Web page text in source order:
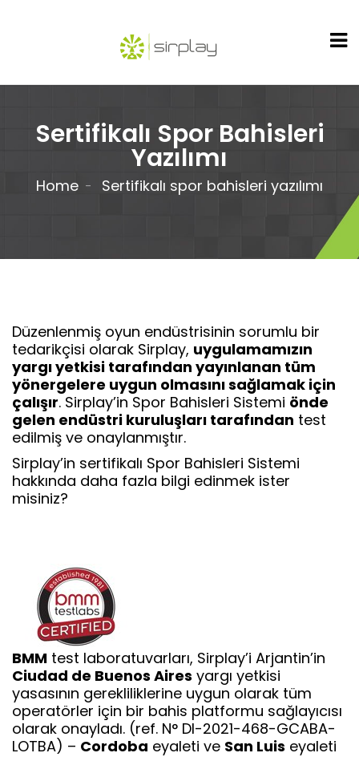
Sertifikalı Spor Bahisleri
Yazılımı
Home Sertifikalı spor bahisleri yazılımı
Düzenlenmiş oyun endüstrisinin sorumlu bir
tedarikçisi olarak Sirplay, uygulamamızın
yargı yetkisi tarafından yayınlanan tüm
yönergelere uygun olmasını sağlamak için
çalışır. Sirplay’in Spor Bahisleri Sistemi önde
gelen endüstri kuruluşları tarafından test
edilmiş ve onaylanmıştır.
Sirplay’in sertifikalı Spor Bahisleri Sistemi
hakkında daha fazla bilgi edinmek ister
misiniz?
BMM test laboratuvarları, Sirplay’i Arjantin’in
Ciudad de Buenos Aires yargı yetkisi
yasasının gerekliliklerine uygun olarak tüm
operatörler için bir bahis platformu sağlayıcısı
olarak onayladı. (ref. N° DI-2021-468-GCABA-
LOTBA) – Cordoba eyaleti ve San Luis eyaleti